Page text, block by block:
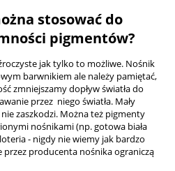
stosować do
pigmentów?
jak tylko to możliwe. Nośnik
barwnikiem ale należy pamiętać,
zmniejszamy dopływ światła do
przez niego światła. Mały
zaszkodzi. Można też pigmenty
nośnikami (np. gotowa biała
- nigdy nie wiemy jak bardzo
producenta nośnika ograniczą